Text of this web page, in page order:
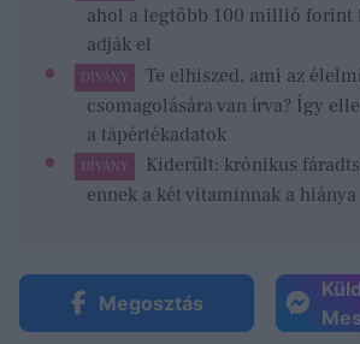
ahol a legtöbb 100 millió forint
adják el
DÍVÁNY
Te elhiszed, ami az
csomagolására van írva? Így
a tápértékadatok
DÍVÁNY
Kiderült: krónikus
ennek a két vitaminnak a hiánya
Megosztás